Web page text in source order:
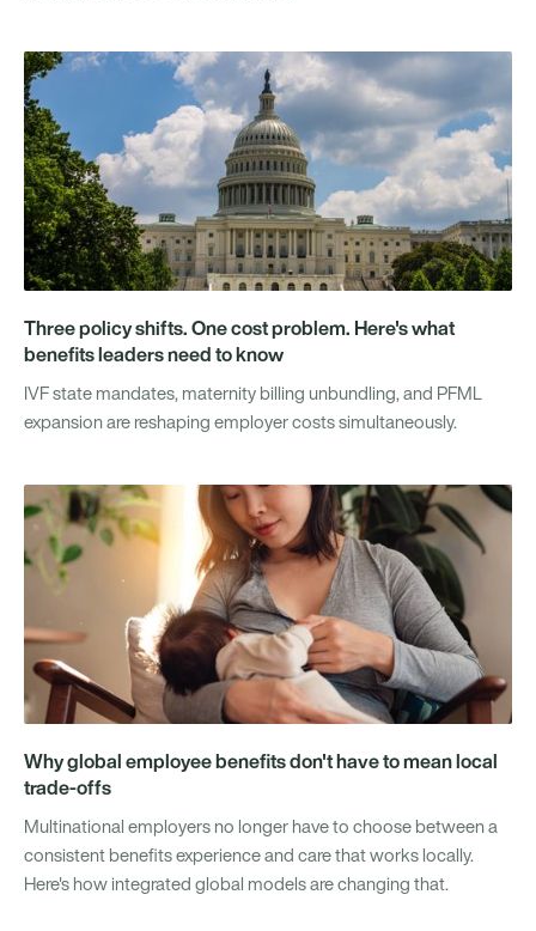
Three policy shifts. One cost problem. Here's what
benefits leaders need to know
IVF state mandates, maternity billing unbundling, and PFML
expansion are reshaping employer costs simultaneously.
Why global employee benefits don't have to mean local
trade-offs
Multinational employers no longer have to choose between a
consistent benefits experience and care that works locally.
Here's how integrated global models are changing that.